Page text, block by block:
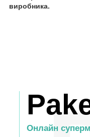
виробника.
Онлайн